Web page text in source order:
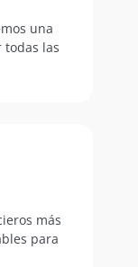
una
todas las
más